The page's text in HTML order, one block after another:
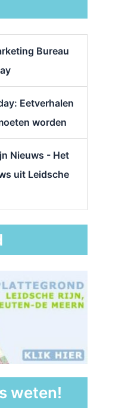
Bureau
Eetverhalen
worden
Nieuws - Het
uit Leidsche
weten!